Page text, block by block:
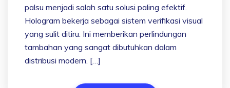
palsu menjadi salah satu solusi paling efektif.
Hologram bekerja sebagai sistem verifikasi visual
yang sulit ditiru. Ini memberikan perlindungan
tambahan yang sangat dibutuhkan dalam
distribusi modern. […]